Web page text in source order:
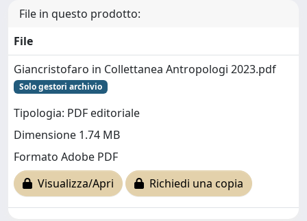
File in questo prodotto:
File
Giancristofaro in Collettanea Antropologi 2023.pdf
Solo gestori archivio
Tipologia: PDF editoriale
Dimensione 1.74 MB
Formato Adobe PDF
Visualizza/Apri
Richiedi una copia